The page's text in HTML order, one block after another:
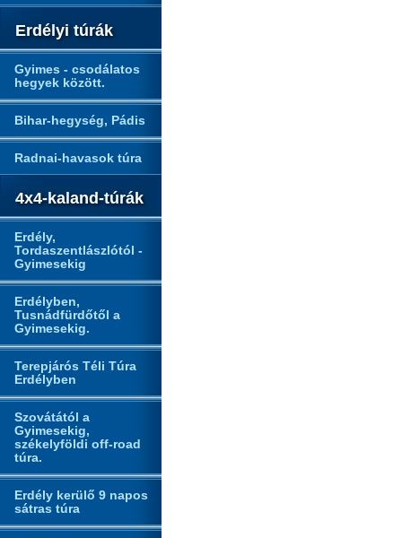
Erdélyi túrák
Gyimes - csodálatos
hegyek között.
Bihar-hegység, Pádis
Radnai-havasok túra
4x4-kaland-túrák
Erdély,
Tordaszentlászlótól -
Gyimesekig
Erdélyben,
Tusnádfürdőtől a
Gyimesekig.
Terepjárós Téli Túra
Erdélyben
Szovátától a
Gyimesekig,
székelyföldi off-road
túra.
Erdély kerülő 9 napos
sátras túra